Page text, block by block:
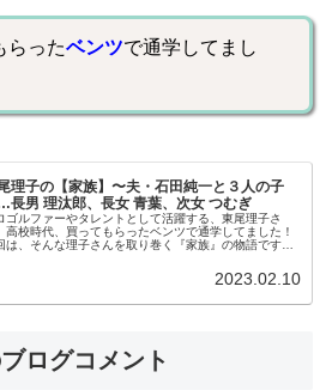
らったベンツで通学してまし
理子の【家族】〜夫・石田純一と３人の子
長男 理汰郎、長女 青葉、次女 つむぎ
ゴルファーやタレントとして活躍する、東尾理子さ
高校時代、買ってもらったベンツで通学してました！
は、そんな理子さんを取り巻く『家族』の物語です。
2023.02.10
ログコメント